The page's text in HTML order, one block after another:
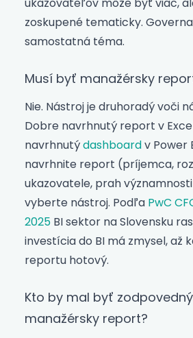
zoskupené tematicky.
samostatná téma.
Musí byť manažérsky
Nie. Nástroj je druhoradý voči
Dobre navrhnutý report v
navrhnutýdashboardv Power
navrhnite report (príjemca,
ukazovatele, prah
vyberte nástroj. Podľa PwC
2025 BI sektor na Slovensku
investícia do BI má zmysel, až
reportu hotový.
Kto by mal byť
manažérsky report?